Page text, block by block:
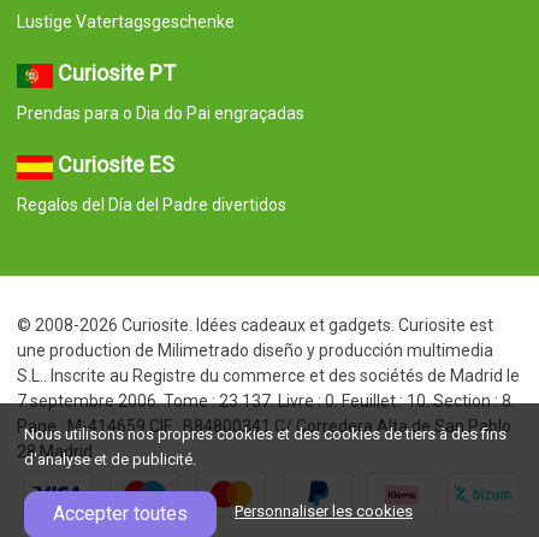
Lustige Vatertagsgeschenke
Curiosite PT
Prendas para o Dia do Pai engraçadas
Curiosite ES
Regalos del Día del Padre divertidos
© 2008-2026 Curiosite. Idées cadeaux et gadgets. Curiosite est
une production de Milimetrado diseño y producción multimedia
S.L.. Inscrite au Registre du commerce et des sociétés de Madrid le
7 septembre 2006. Tome : 23.137. Livre : 0. Feuillet : 10. Section : 8.
Page : M-414659 CIF : B84800341 C/ Corredera Alta de San Pablo
28 Madrid
Nous utilisons nos propres cookies et des cookies de tiers à des fins
d'analyse et de publicité.
Accepter toutes Personnaliser les cookies